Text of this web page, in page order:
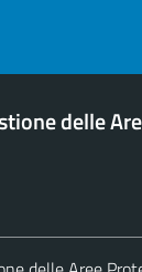
delle